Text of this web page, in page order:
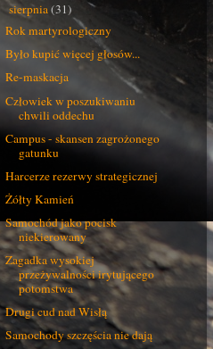
sierpnia(31)
Rok martyrologiczny
Było kupić więcej głosów...
Re-maskacja
Człowiek w poszukiwaniu
chwili oddechu
Campus - skansen zagrożonego
gatunku
Harcerze rezerwy strategicznej
Żółty Kamień
Samochód jako pocisk
niekierowany
Zagadka wysokiej
przeżywalności irytującego
potomstwa
Drugi cud nad Wisłą
Samochody szczęścia nie dają